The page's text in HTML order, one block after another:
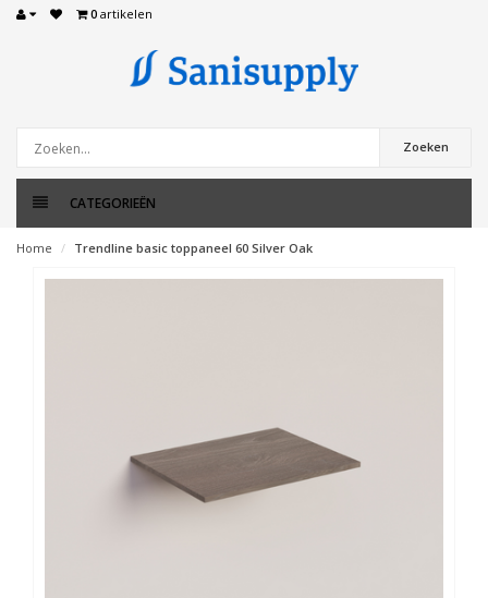
0 artikelen
Zoeken
CATEGORIEËN
Home Trendline basic toppaneel 60 Silver Oak